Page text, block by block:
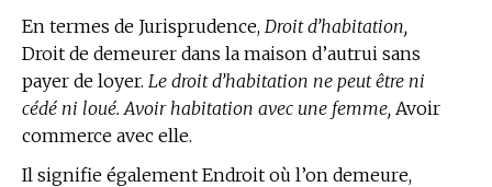
En termes de Jurisprudence, Droit d’habitation,
Droit de demeurer dans la maison d’autrui sans
payer de loyer. Le droit d’habitation ne peut être ni
cédé ni loué. Avoir habitation avec une femme, Avoir
commerce avec elle.
Il signifie également Endroit où l’on demeure,